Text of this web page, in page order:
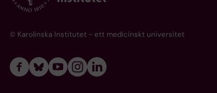
© Karolinska Institutet - ett medicinskt universitet